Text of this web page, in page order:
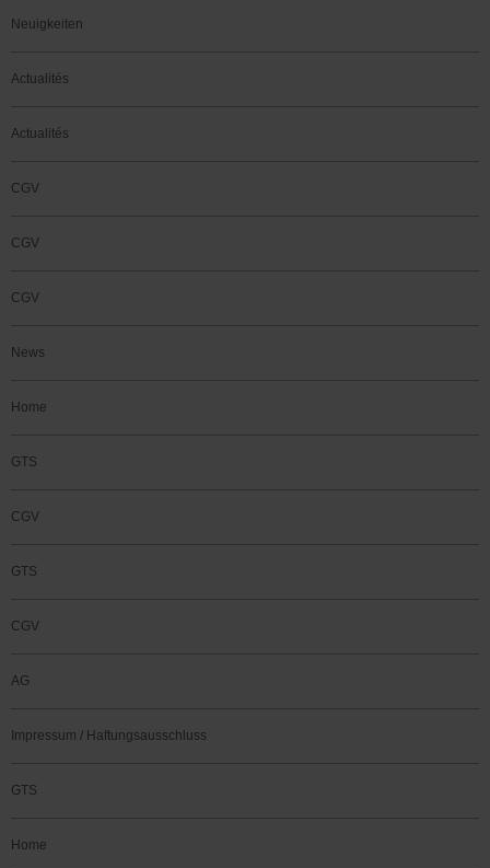
Neuigkeiten
Actualités
Actualités
CGV
CGV
CGV
News
Home
GTS
CGV
GTS
CGV
AG
Impressum / Haftungsausschluss
GTS
Home